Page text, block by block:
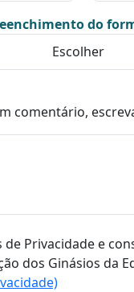
do
comentário,
de Privacidade e
dos Ginásios da